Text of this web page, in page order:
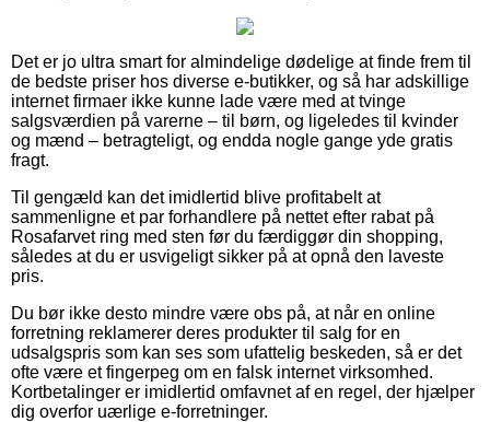
Det er jo ultra smart for almindelige dødelige at finde frem til
de bedste priser hos diverse e-butikker, og så har adskillige
internet firmaer ikke kunne lade være med at tvinge
salgsværdien på varerne – til børn, og ligeledes til kvinder
og mænd – betragteligt, og endda nogle gange yde gratis
fragt.
Til gengæld kan det imidlertid blive profitabelt at
sammenligne et par forhandlere på nettet efter rabat på
Rosafarvet ring med sten før du færdiggør din shopping,
således at du er usvigeligt sikker på at opnå den laveste
pris.
Du bør ikke desto mindre være obs på, at når en online
forretning reklamerer deres produkter til salg for en
udsalgspris som kan ses som ufattelig beskeden, så er det
ofte være et fingerpeg om en falsk internet virksomhed.
Kortbetalinger er imidlertid omfavnet af en regel, der hjælper
dig overfor uærlige e-forretninger.